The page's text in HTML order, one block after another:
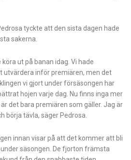
tyckte att den sista dagen hade
sakerna.
ut på banan idag. Vi hade
utvärdera inför premiären, men det
vi gjort under försäsongen har
hojen varje dag. Nu finns inga mer
det bara premiären som gäller. Jag är
börja tävla, säger Pedrosa.
innan visar på att det kommer att bli
säsongen. De fjorton främsta